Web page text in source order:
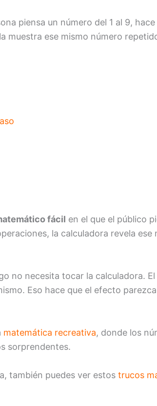
piensa un número del 1 al 9,
muestra ese mismo número
fácil en el que el público
la calculadora revela ese
no necesita tocar la calculadora.
Eso hace que el efecto
matemática recreativa, donde los
sorprendentes.
también puedes ver estos trucos